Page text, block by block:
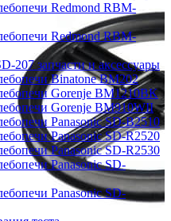
Redmond RBM-
Redmond RBM-
207 запчасти и аксессуары
Binatone BM202
Gorenje BM1210BK
Gorenje BM910WII
Panasonic SD-B2510
Panasonic SD-R2520
Panasonic SD-R2530
Panasonic SD-
Panasonic SD-